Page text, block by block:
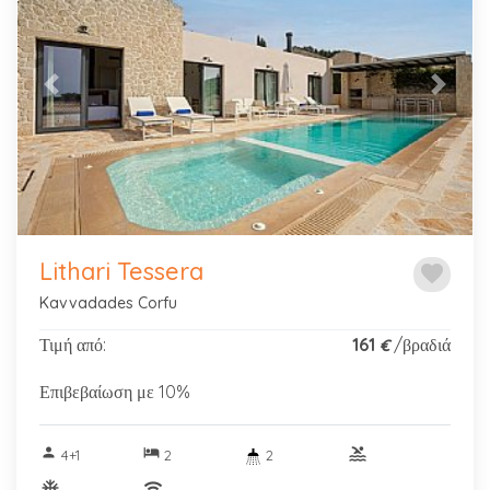
Previous Next
favorite
Lithari Tessera
Kavvadades Corfu
Τιμή από: 161 €/βραδιά
Επιβεβαίωση με 10%
person 4+1 hotel2 2
pool